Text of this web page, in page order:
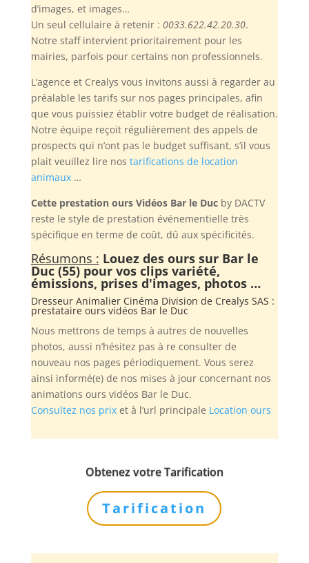
d’images, et images…
Un seul cellulaire à retenir : 0033.622.42.20.30.
Notre staff intervient prioritairement pour les
mairies, parfois pour certains non professionnels.
L’agence et Crealys vous invitons aussi à regarder au
préalable les tarifs sur nos pages principales, afin
que vous puissiez établir votre budget de réalisation.
Notre équipe reçoit régulièrement des appels de
prospects qui n’ont pas le budget suffisant, s’il vous
plait veuillez lire nos tarifications de location
animaux…
Cette prestation ours Vidéos Bar le Ducby DACTV
reste le style de prestation événementielle très
spécifique en terme de coût, dû aux spécificités.
Résumons : Louez des ours sur Bar le
Duc (55) pour vos clips variété,
émissions, prises d'images, photos …
Dresseur Animalier Cinéma Division de Crealys SAS :
prestataire ours vidéos Bar le Duc
Nous mettrons de temps à autres de nouvelles
photos, aussi n’hésitez pas à re consulter de
nouveau nos pages périodiquement. Vous serez
ainsi informé(e) de nos mises à jour concernant nos
animations ours vidéos Bar le Duc.
Consultez nos prixet à l’url principale Location ours
Obtenez votre Tarification
Tarification